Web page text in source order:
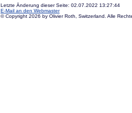
Letzte Änderung dieser Seite: 02.07.2022 13:27:44
E-Mail an den Webmaster
© Copyright 2026 by Olivier Roth, Switzerland. Alle